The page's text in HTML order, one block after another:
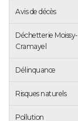
Avis de décès
Déchetterie Moissy-
Cramayel
Délinquance
Risques naturels
Pollution